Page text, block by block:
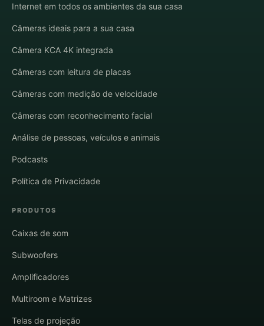
Internet em todos os ambientes da sua casa
Câmeras ideais para a sua casa
Câmera KCA 4K integrada
Câmeras com leitura de placas
Câmeras com medição de velocidade
Câmeras com reconhecimento facial
Análise de pessoas, veículos e animais
Podcasts
Política de Privacidade
PRODUTOS
Caixas de som
Subwoofers
Amplificadores
Multiroom e Matrizes
Telas de projeção